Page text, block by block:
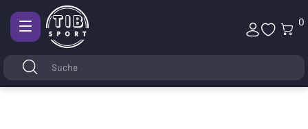
0
StichwörterSuchen
Afficher
navigation